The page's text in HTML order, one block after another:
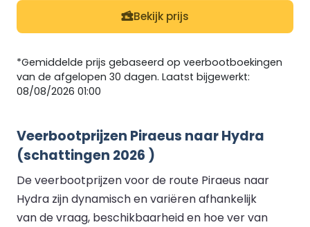
Bekijk prijs
*Gemiddelde prijs gebaseerd op veerbootboekingen
van de afgelopen 30 dagen. Laatst bijgewerkt:
08/08/2026 01:00
Veerbootprijzen Piraeus naar Hydra
(schattingen 2026 )
De veerbootprijzen voor de route Piraeus naar
Hydra zijn dynamisch en variëren afhankelijk
van de vraag, beschikbaarheid en hoe ver van